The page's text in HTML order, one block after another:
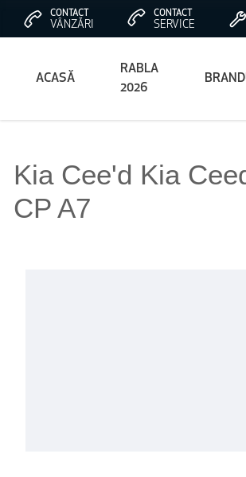
CONTACT
VÂNZĂRI
CONTACT
SERVICE
ACASĂ
RABLA
2026
Kia Cee'd Kia
CP A7